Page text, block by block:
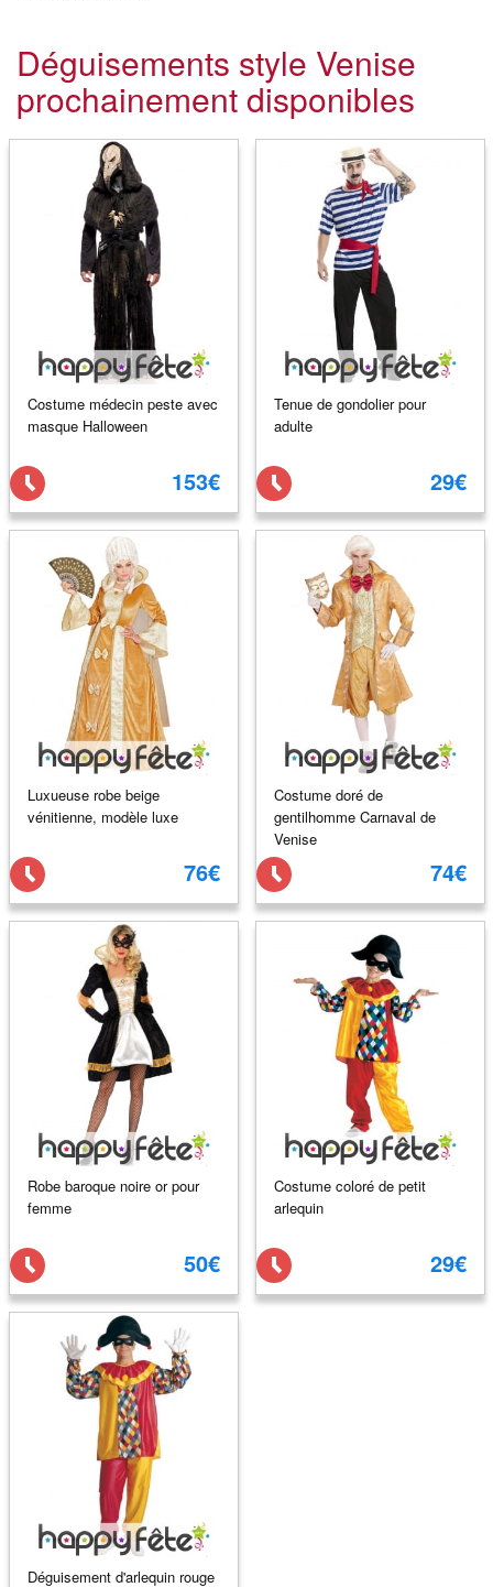
Déguisements style Venise
prochainement disponibles
Costume médecin peste avec
masque Halloween
153€
Tenue de gondolier pour
adulte
29€
Luxueuse robe beige
vénitienne, modèle luxe
76€
Costume doré de
gentilhomme Carnaval de
Venise
74€
Robe baroque noire or pour
femme
50€
Costume coloré de petit
arlequin
29€
Déguisement d'arlequin rouge